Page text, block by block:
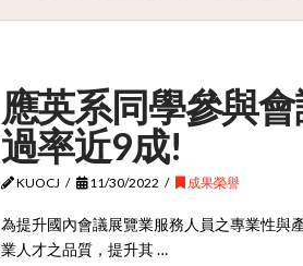
應英系同學參與
過率近9成!
KUOCJ 11/30/2022 成果榮譽
為提升國內會議展覽業服務人員之專業性與
業人才之品質，提升其 …